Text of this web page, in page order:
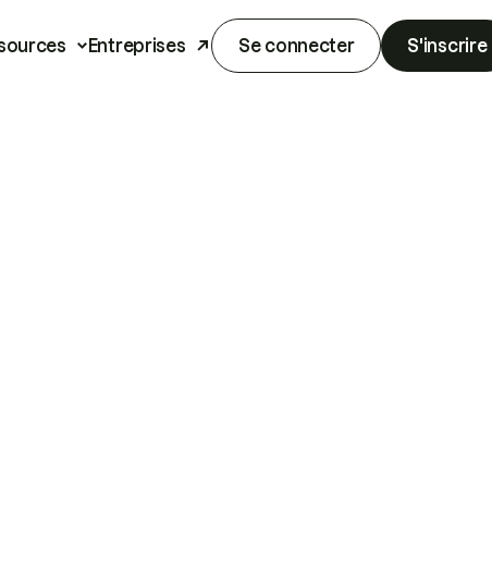
Entreprises Se connecter S'inscrire